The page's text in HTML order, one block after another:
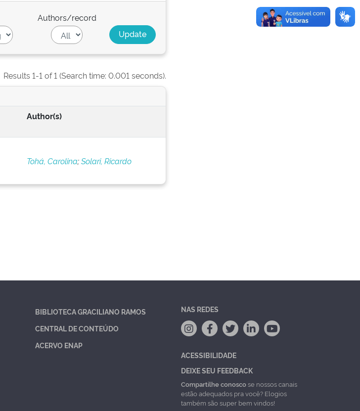
Authors/record
Results 1-1 of 1 (Search time: 0.001 seconds).
Author(s)
Tohá, Carolina;Solari, Ricardo
BIBLIOTECA GRACILIANO RAMOS
CENTRAL DE CONTEÚDO
ACERVO ENAP
NAS REDES
ACESSIBILIDADE
DEIXE SEU FEEDBACK
Compartilhe conoscose nossos canais
estão adequados pra você? Elogios
também são super bem vindos!